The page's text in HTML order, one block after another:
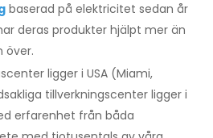
baserad på elektricitet sedan år
deras produkter hjälpt mer än
över.
ligger i USA (Miami,
tillverkningscenter ligger i
erfarenhet från båda